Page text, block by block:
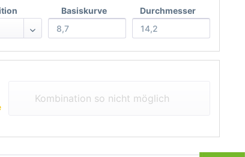
Basiskurve Durchmesser
Kombination so nicht möglich